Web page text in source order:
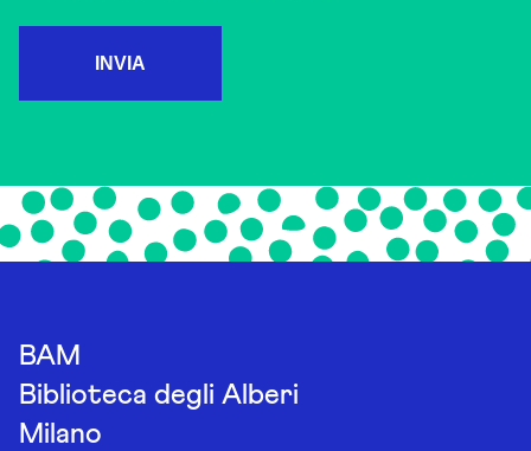
INVIA
BAM
Biblioteca degli Alberi
Milano